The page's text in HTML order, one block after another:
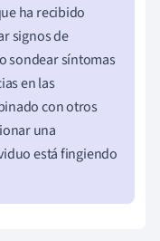
ha recibido
signos de
sondear síntomas
en las
con otros
una
está fingiendo